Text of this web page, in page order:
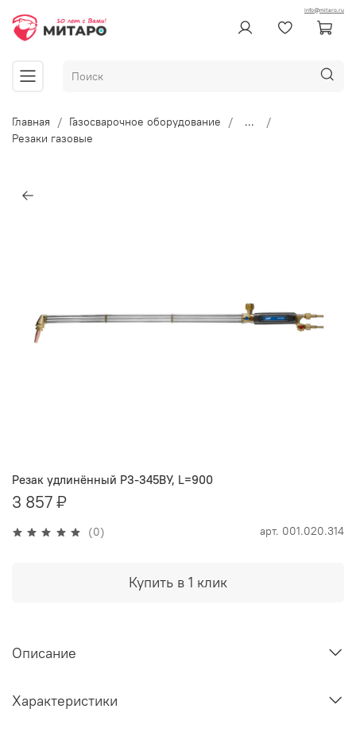
info@mitaro.ru
Главная Газосварочное оборудование
...
Резаки газовые
(0) арт. 001.020.314
Резак удлинённый Р3-345ВУ, L=900
3 857 ₽
Купить в 1 клик
Описание
Характеристики